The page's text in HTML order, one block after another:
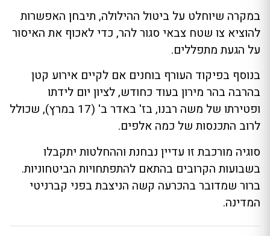
במקרה שיוחלט על ביטול ההילולה, תיבחן האפשרות
להוציא צו שטח צבאי סגור להר, כדי לאכוף את האיסור
על הגעת מתפללים.
בנוסף בפיקוד העורף בוחנים אם לקיים אירוע קטן
בהרבה בהר מירון בעוד כחודש, לציון יום לידתו
ופטירתו של משה רבנו, בז' באדר ב' (17 במרץ), שכולל
לרוב התכנסות של כמה אלפים.
סוגיה מורכבת זו עדיין נבחנת וההחלטות יתקבלו
בשבועות הקרובים בהתאם להתפתחויות הביטחוניות.
ברור שמדובר בהכרעה קשה הניצבת בפני קברניטי
המדינה.